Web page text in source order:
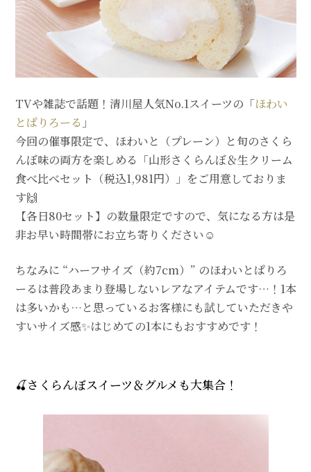
TVや雑誌で話題！清川屋人気No.1スイーツの「ほわい
とぱりろーる 」
今回の催事限定で、ほわいと（プレーン）と旬のさくら
んぼ味の両方を楽しめる「山形さくらんぼ＆生クリーム
食べ比べセット（税込1,981円）」をご用意しておりま
す🙌
【各日80セット】の数量限定ですので、気になる方は是
非お早い時間帯にお立ち寄りください☺
ちなみに “ハーフサイズ（約7cm）” のほわいとぱりろ
ーるは普段あまり登場しないレアなアイテムです…！1本
は多いかも…と思っているお客様にも試していただきや
すいサイズ感✨はじめての1本にもおすすめです！
🍒さくらんぼスイーツ＆グルメも大集合！